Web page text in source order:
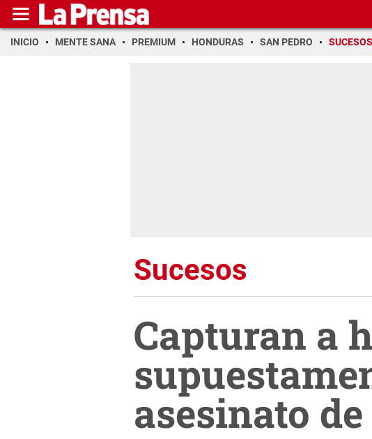
INICIO MENTE SANA PREMIUM HONDURAS SAN PEDRO SUCESOS
Sucesos
Capturan a
asesinato